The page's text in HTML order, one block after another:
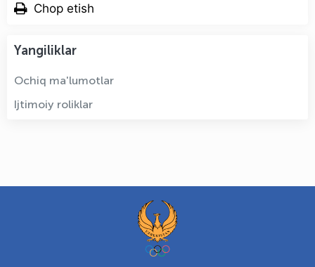
Chop etish
Yangiliklar
Ochiq ma'lumotlar
Ijtimoiy roliklar